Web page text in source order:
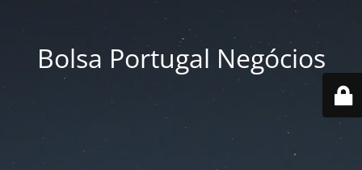
Bolsa Portugal Negócios